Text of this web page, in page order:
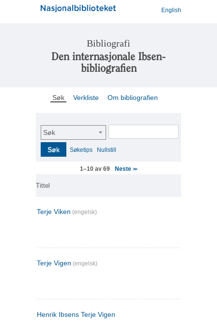
English
Bibliografi
Den internasjonale Ibsen-
bibliografien
Søk Verkliste Om bibliografien
Søk
Søk Søketips Nullstill
1–10 av 69 Neste>>
Tittel
Terje Viken (engelsk)
Terje Vigen (engelsk)
Henrik Ibsens Terje Vigen